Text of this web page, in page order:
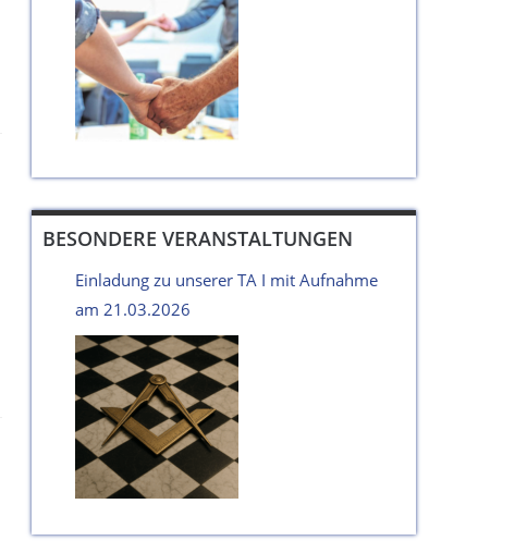
BESONDERE VERANSTALTUNGEN
Einladung zu unserer TA I mit Aufnahme
am 21.03.2026